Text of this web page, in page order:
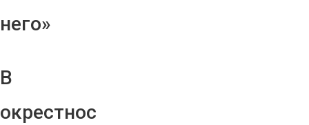
него»
В
окрестнос